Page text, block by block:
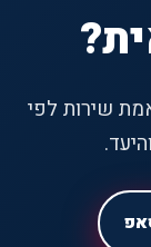
שירות לפי